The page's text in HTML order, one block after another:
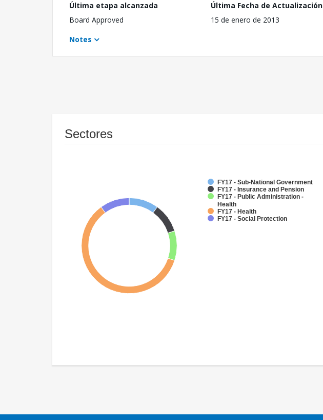
Última etapa alcanzada
Board Approved
Última Fecha de Actualización
15 de enero de 2013
Notes
Sectores
FY17 - Sub-National Government
FY17 - Insurance and Pension
FY17 - Public Administration -
Health
FY17 - Health
FY17 - Social Protection